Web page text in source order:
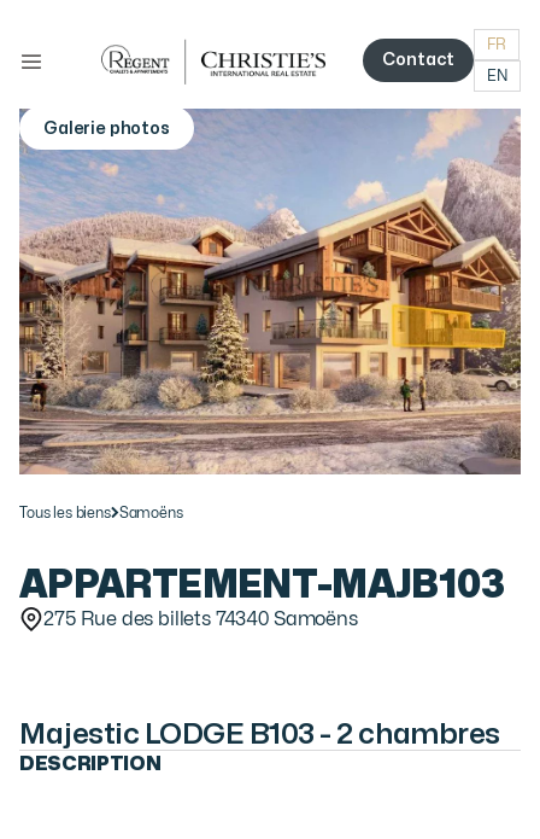
Galerie photos
More photos
Tous les biens Samoëns
APPARTEMENT- MAJB103
275 Rue des billets 74340 Samoëns
Majestic LODGE B103 - 2 chambres
DESCRIPTION
FR
EN
Contact
Contact